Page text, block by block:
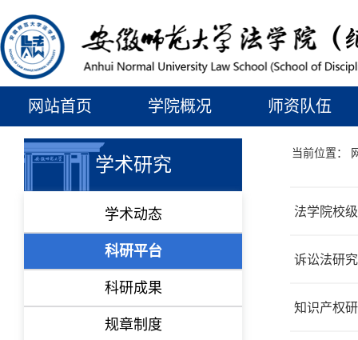
网站首页 学院概况 师资队伍
学术研究
学术动态
科研平台
科研成果
规章制度
当前位置：
法学院校
诉讼法研
知识产权